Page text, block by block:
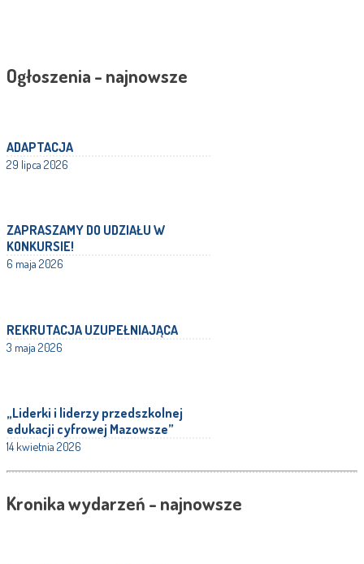
Ogłoszenia - najnowsze
ADAPTACJA
29 lipca 2026
ZAPRASZAMY DO UDZIAŁU W
KONKURSIE!
6 maja 2026
REKRUTACJA UZUPEŁNIAJĄCA
3 maja 2026
„Liderki i liderzy przedszkolnej
edukacji cyfrowej Mazowsze”
14 kwietnia 2026
Kronika wydarzeń - najnowsze